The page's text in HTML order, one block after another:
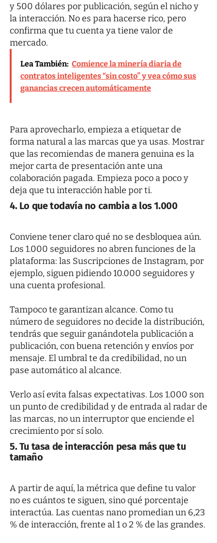
y 500 dólares por publicación, según el nicho y
la interacción. No es para hacerse rico, pero
confirma que tu cuenta ya tiene valor de
mercado.
Lea También: Comience la minería diaria de
contratos inteligentes “sin costo” y vea cómo sus
ganancias crecen automáticamente
Para aprovecharlo, empieza a etiquetar de
forma natural a las marcas que ya usas. Mostrar
que las recomiendas de manera genuina es la
mejor carta de presentación ante una
colaboración pagada. Empieza poco a poco y
deja que tu interacción hable por ti.
4. Lo que todavía no cambia a los 1.000
Conviene tener claro qué no se desbloquea aún.
Los 1.000 seguidores no abren funciones de la
plataforma: las Suscripciones de Instagram, por
ejemplo, siguen pidiendo 10.000 seguidores y
una cuenta profesional.
Tampoco te garantizan alcance. Como tu
número de seguidores no decide la distribución,
tendrás que seguir ganándotela publicación a
publicación, con buena retención y envíos por
mensaje. El umbral te da credibilidad, no un
pase automático al alcance.
Verlo así evita falsas expectativas. Los 1.000 son
un punto de credibilidad y de entrada al radar de
las marcas, no un interruptor que enciende el
crecimiento por sí solo.
5. Tu tasa de interacción pesa más que tu
tamaño
A partir de aquí, la métrica que define tu valor
no es cuántos te siguen, sino qué porcentaje
interactúa. Las cuentas nano promedian un 6,23
% de interacción, frente al 1 o 2 % de las grandes.